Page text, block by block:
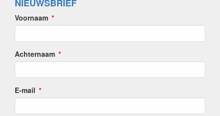
NIEUWSBRIEF
Voornaam
Achternaam
E-mail